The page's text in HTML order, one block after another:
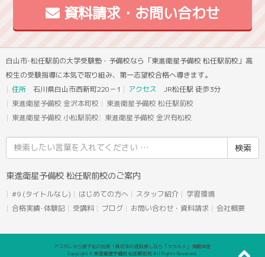
資料請求・お問い合わせ
白山市･松任駅前の大学受験塾・予備校なら「東進衛星予備校 松任駅前校」高
校生の受験指導に本気で取り組み、第一志望校合格へ導きます。
住所 石川県白山市西新町220－1 アクセス JR松任駅 徒歩3分
東進衛星予備校 金沢本町校
東進衛星予備校 松任駅前校
東進衛星予備校 小松駅前校
東進衛星予備校 金沢有松校
索
結
東進衛星予備校 松任駅前校のご案内
#9 (タイトルなし) はじめての方へ スタッフ紹介
学習環境
合格実績･体験記
受講料 ブログ お問い合わせ・資料請求 会社概要
アコガレから探す私の将来！高校生の進路探しなら「ウカルメ」 掲載教室
Copyright © 東進衛星予備校 松任駅前校 All Rights Reserved.